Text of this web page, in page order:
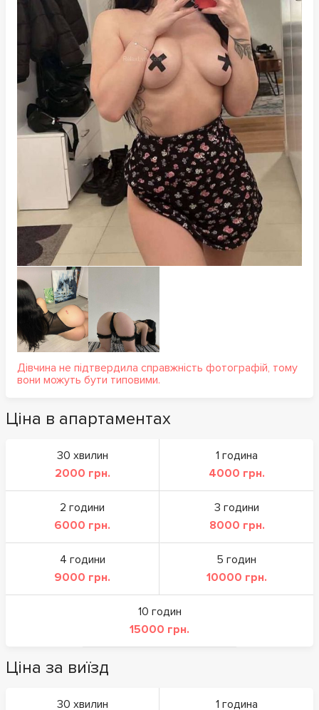
Дівчина не підтвердила справжність фотографій, тому
вони можуть бути типовими.
Ціна в апартаментах
30 хвилин
2000 грн.
1 година
4000 грн.
2 години
6000 грн.
3 години
8000 грн.
4 години
9000 грн.
5 годин
10000 грн.
10 годин
15000 грн.
Ціна за виїзд
30 хвилин
1 година